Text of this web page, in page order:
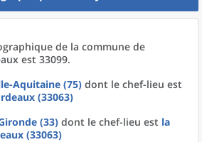
de la commune de
est 33099.
Aquitaine (75) dont le chef-lieu est
(33063)
(33) dont le chef-lieu est la
(33063)